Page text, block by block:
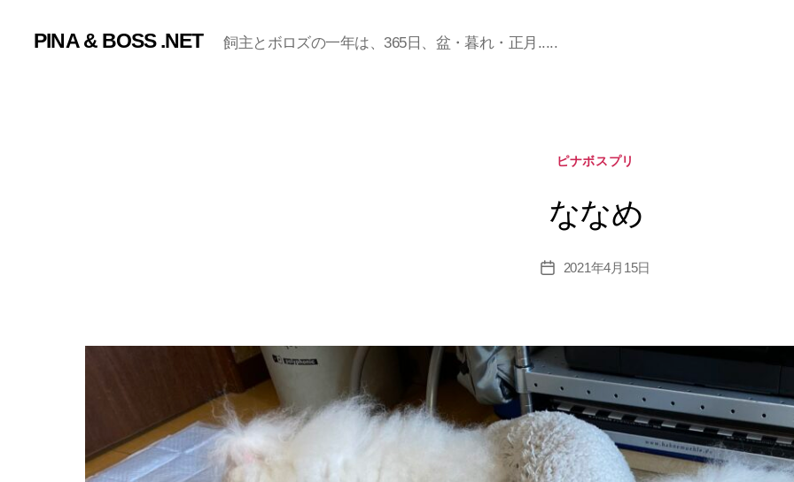
PINA & BOSS .NET 飼主とボロズの一年は、365日、盆・暮れ・正月.....
カ
テ
リ
ー
ピナボスプリ
ななめ
投
2021年4月15日